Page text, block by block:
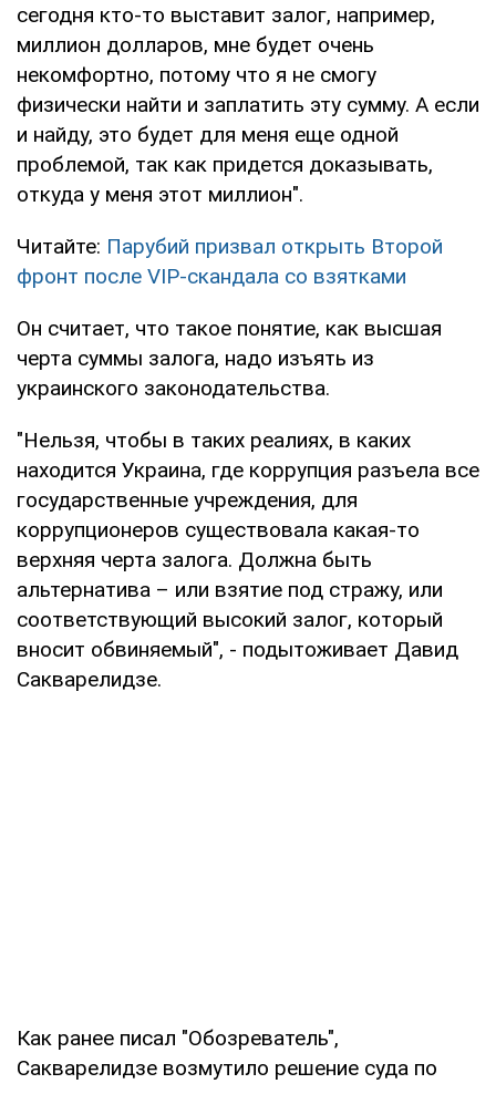
сегодня кто-то выставит залог, например,
миллион долларов, мне будет очень
некомфортно, потому что я не смогу
физически найти и заплатить эту сумму. А если
и найду, это будет для меня еще одной
проблемой, так как придется доказывать,
откуда у меня этот миллион".
Читайте: Парубий призвал открыть Второй
фронт после VIP-скандала со взятками
Он считает, что такое понятие, как высшая
черта суммы залога, надо изъять из
украинского законодательства.
"Нельзя, чтобы в таких реалиях, в каких
находится Украина, где коррупция разъела все
государственные учреждения, для
коррупционеров существовала какая-то
верхняя черта залога. Должна быть
альтернатива – или взятие под стражу, или
соответствующий высокий залог, который
вносит обвиняемый", - подытоживает Давид
Сакварелидзе.
Как ранее писал "Обозреватель",
Сакварелидзе возмутило решение суда по